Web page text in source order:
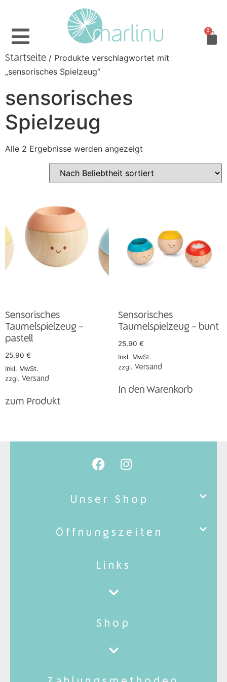
0
Startseite / Produkte verschlagwortet mit
„sensorisches Spielzeug“
sensorisches
Spielzeug
Alle 2 Ergebnisse werden angezeigt
Sensorisches
Taumelspielzeug –
pastell
25,90 €
Inkl. MwSt.
zzgl. Versand
zum Produkt
Sensorisches
Taumelspielzeug – bunt
25,90 €
Inkl. MwSt.
zzgl. Versand
In den Warenkorb
Unser Shop
Öffnungszeiten
Links
Shop